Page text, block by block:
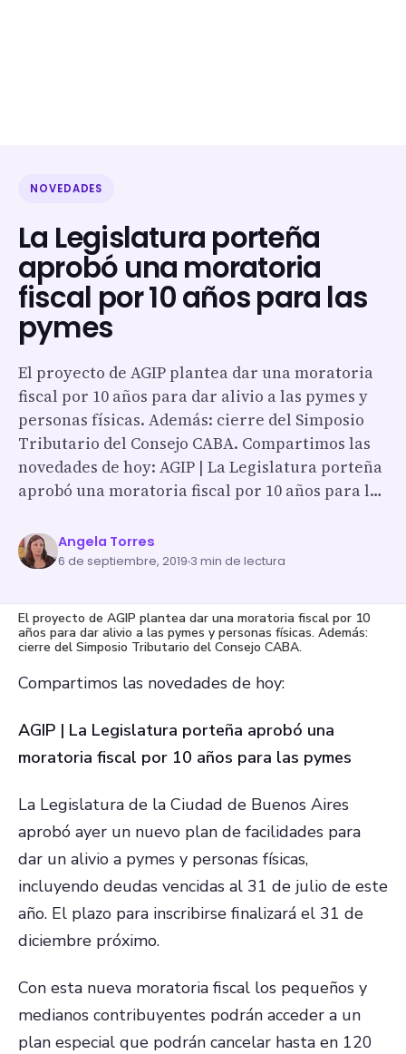
NOVEDADES
La Legislatura porteña
aprobó una moratoria
fiscal por 10 años para las
pymes
El proyecto de AGIP plantea dar una moratoria
fiscal por 10 años para dar alivio a las pymes y
personas físicas. Además: cierre del Simposio
Tributario del Consejo CABA. Compartimos las
novedades de hoy: AGIP | La Legislatura porteña
aprobó una moratoria fiscal por 10 años para l…
Angela Torres
6 de septiembre, 2019 3 min de lectura
El proyecto de AGIP plantea dar una moratoria fiscal por 10
años para dar alivio a las pymes y personas físicas. Además:
cierre del Simposio Tributario del Consejo CABA.
Compartimos las novedades de hoy:
AGIP | La Legislatura porteña aprobó una
moratoria fiscal por 10 años para las pymes
La Legislatura de la Ciudad de Buenos Aires
aprobó ayer un nuevo plan de facilidades para
dar un alivio a pymes y personas físicas,
incluyendo deudas vencidas al 31 de julio de este
año. El plazo para inscribirse finalizará el 31 de
diciembre próximo.
Con esta nueva moratoria fiscal los pequeños y
medianos contribuyentes podrán acceder a un
plan especial que podrán cancelar hasta en 120